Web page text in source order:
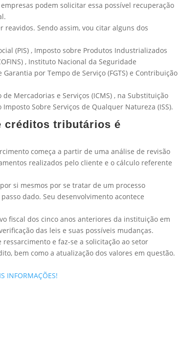
podem solicitar essa possível recuperação
Sendo assim, vou citar alguns dos
(PIS) , Imposto sobre Produtos Industrializados
, Instituto Nacional da Seguridade
Garantia por Tempo de Serviço (FGTS) e Contribuição
Mercadorias e Serviços (ICMS) , na Substituição
Sobre Serviços de Qualquer Natureza (ISS).
créditos tributários é
começa a partir de uma análise de revisão
realizados pelo cliente e o cálculo referente
si mesmos por se tratar de um processo
dado. Seu desenvolvimento acontece
fiscal dos cinco anos anteriores da instituição em
das leis e suas possíveis mudanças.
e faz-se a solicitação ao setor
bem como a atualização dos valores em questão.
INFORMAÇÕES!